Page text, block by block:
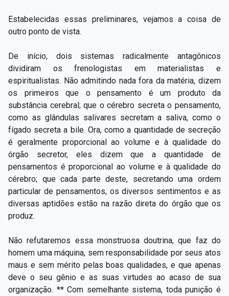
Estabelecidas essas preliminares, vejamos a coisa de
outro ponto de vista.
De início, dois sistemas radicalmente antagônicos
dividiram os frenologistas em materialistas e
espiritualistas. Não admitindo nada fora da matéria, dizem
os primeiros que o pensamento é um produto da
substância cerebral; que o cérebro secreta o pensamento,
como as glândulas salivares secretam a saliva, como o
fígado secreta a bile. Ora, como a quantidade de secreção
é geralmente proporcional ao volume e à qualidade do
órgão secretor, eles dizem que a quantidade de
pensamentos é proporcional ao volume e à qualidade do
cérebro; que cada parte deste, secretando uma ordem
particular de pensamentos, os diversos sentimentos e as
diversas aptidões estão na razão direta do órgão que os
produz.
Não refutaremos essa monstruosa doutrina, que faz do
homem uma máquina, sem responsabilidade por seus atos
maus e sem mérito pelas boas qualidades, e que apenas
deve o seu gênio e as suas virtudes ao acaso de sua
organização. ** Com semelhante sistema, toda punição é